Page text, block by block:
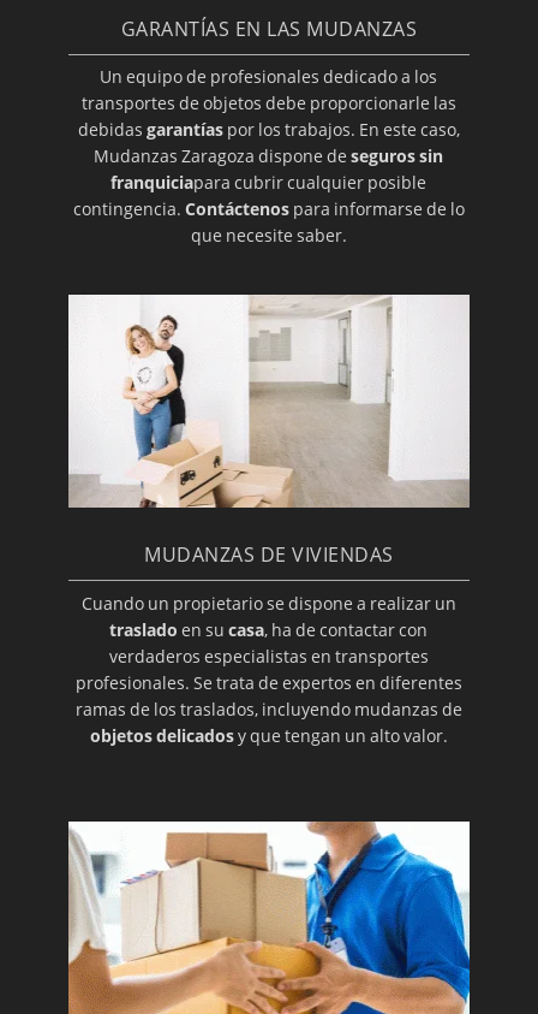
GARANTÍAS EN LAS MUDANZAS
Un equipo de profesionales dedicado a los
transportes de objetos debe proporcionarle las
debidas garantíaspor los trabajos. En este caso,
Mudanzas Zaragoza dispone deseguros sin
franquiciapara cubrir cualquier posible
contingencia. Contáctenospara informarse de lo
que necesite saber.
MUDANZAS DE VIVIENDAS
Cuando un propietario se dispone a realizar un
traslado en sucasa, ha de contactar con
verdaderos especialistas en transportes
profesionales. Se trata de expertos en diferentes
ramas de los traslados, incluyendo mudanzas de
objetos delicadosy que tengan un alto valor.